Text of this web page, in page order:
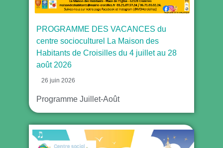
PROGRAMME DES VACANCES du
centre socioculturel La Maison des
Habitants de Croisilles du 4 juillet au 28
août 2026
26 juin 2026
Programme Juillet-Août